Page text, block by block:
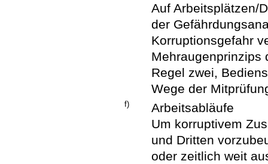
Auf Arbeitsplätzen/
der
Korruptionsgefahr
Mehraugenprinzips
Regel zwei,
Wege der
f)
Arbeitsabläufe
Um korruptivem
und Dritten
oder zeitlich weit